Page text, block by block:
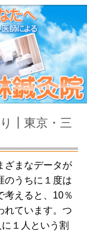
┃東京・三
ざまなデータが
のうちに１度は
えると、 10％
れています。つ
１人という割